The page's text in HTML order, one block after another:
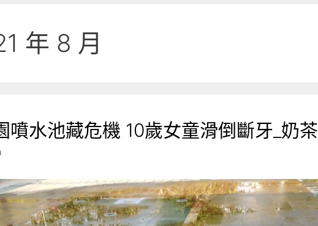
年 8 月
噴水池藏危機 10歲女童滑倒斷牙_奶茶